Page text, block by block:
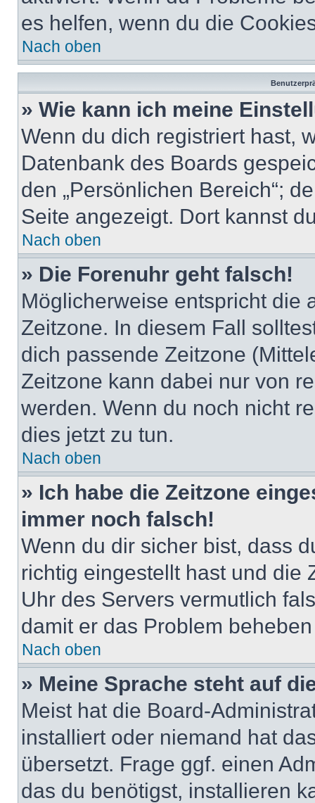
es helfen, wenn du die
Nach oben
» Wie kann ich meine
Wenn du dich registriert hast,
Datenbank des Boards
den „Persönlichen Bereich“;
Seite angezeigt. Dort kannst
Nach oben
» Die Forenuhr geht falsch!
Möglicherweise entspricht die
Zeitzone. In diesem Fall
dich passende Zeitzone
Zeitzone kann dabei nur von
werden. Wenn du noch nicht
dies jetzt zu tun.
Nach oben
» Ich habe die Zeitzone
immer noch falsch!
Wenn du dir sicher bist, dass
richtig eingestellt hast und die
Uhr des Servers vermutlich
damit er das Problem
Nach oben
» Meine Sprache steht auf
Meist hat die Board-
installiert oder niemand hat
übersetzt. Frage ggf. einen
das du benötigst, installieren